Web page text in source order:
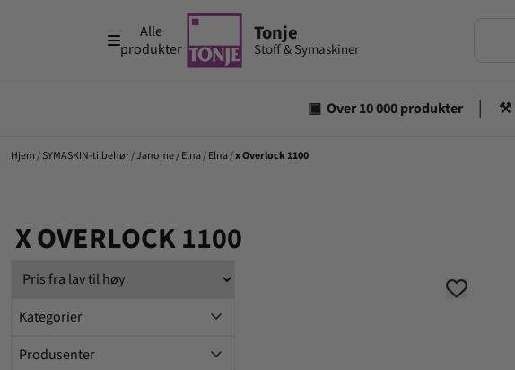
Alle
produkter
Hjem/SYMASKIN-tilbehør/Janome / Elna/Elna/x Overlock 1100
X OVERLOCK 1100
Kategorier
Produsenter